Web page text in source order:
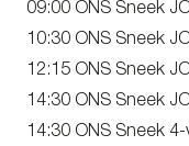
09:00 ONS Sneek
10:30 ONS Sneek
12:15 ONS Sneek
14:30 ONS Sneek
14:30 ONS Sneek